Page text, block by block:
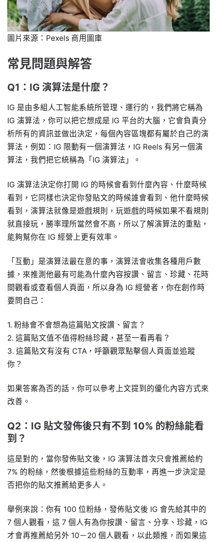
圖片來源：Pexels 商用圖庫
常見問題與解答
Q1：IG 演算法是什麼？
IG 是由多組人工智能系統所管理、運行的，我們將它稱為
IG 演算法，你可以把它想成是 IG 平台的大腦，它會負責分
析所有的資訊並做出決定，每個內容區塊都有屬於自己的演
算法，例如：IG 限動有一個演算法，IG Reels 有另一個演
算法，我們把它統稱為「IG 演算法」。
IG 演算法決定你打開 IG 的時候會看到什麼內容、什麼時候
看到，它同樣也決定你發貼文的時候誰會看到、他什麼時候
看到，演算法就像是遊戲規則，玩遊戲的時候如果不看規則
就直接玩，勝率理所當然會不高，所以了解演算法的重點，
能夠幫你在 IG 經營上更有效率。
「互動」是演算法最在意的事，演算法會收集各種用戶數
據，來推測他最有可能為什麼內容按讚、留言、珍藏、花時
間觀看或查看個人頁面，所以身為 IG 經營者，你在創作時
要問自己：
1. 粉絲會不會想為這篇貼文按讚、留言？
2. 這篇貼文值不值得粉絲珍藏，甚至一看再看？
3. 這篇貼文有沒有 CTA，呼籲觀眾點擊個人頁面並追蹤
你？
如果答案為否的話，你可以參考上文提到的優化內容方式來
改善。
Q2：IG 貼文發佈後只有不到 10% 的粉絲能看
到？
這是對的，當你發佈貼文後，IG 演算法首次只會推薦給約
7% 的粉絲，然後根據這些粉絲的互動率，再進一步決定是
否把你的貼文推薦給更多人。
舉例來說：你有 100 位粉絲，發佈貼文後 IG 會先給其中的
7 個人觀看，這 7 個人有為你按讚、留言、分享、珍藏，IG
才會再推薦給另外 10－20 個人觀看，以此類推，而如果這